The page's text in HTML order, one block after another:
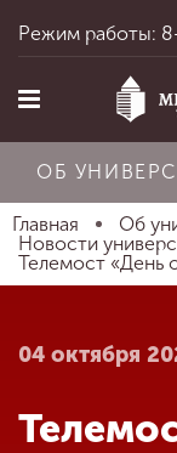
Режим работы:
ОБ
Главная
Об
Новости
Телемост «День
04 октября